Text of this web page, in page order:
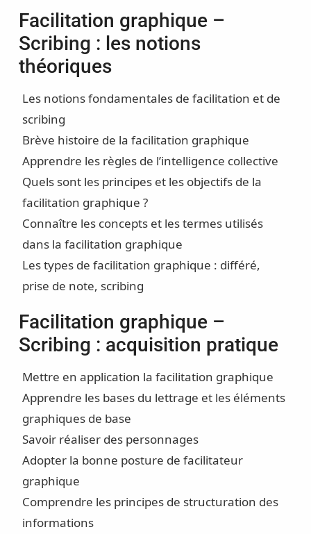
Facilitation graphique –
Scribing : les notions
théoriques
Les notions fondamentales de facilitation et de
scribing
Brève histoire de la facilitation graphique
Apprendre les règles de l’intelligence collective
Quels sont les principes et les objectifs de la
facilitation graphique ?
Connaître les concepts et les termes utilisés
dans la facilitation graphique
Les types de facilitation graphique : différé,
prise de note, scribing
Facilitation graphique –
Scribing : acquisition pratique
Mettre en application la facilitation graphique
Apprendre les bases du lettrage et les éléments
graphiques de base
Savoir réaliser des personnages
Adopter la bonne posture de facilitateur
graphique
Comprendre les principes de structuration des
informations